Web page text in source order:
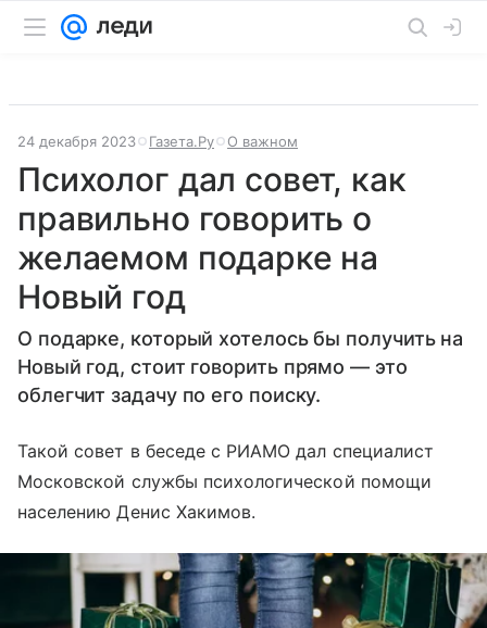
24 декабря 2023 Газета.Ру О важном
Психолог дал совет, как
правильно говорить о
желаемом подарке на
Новый год
О подарке, который хотелось бы получить на
Новый год, стоит говорить прямо — это
облегчит задачу по его поиску.
Такой совет в беседе с РИАМО дал специалист
Московской службы психологической помощи
населению Денис Хакимов.